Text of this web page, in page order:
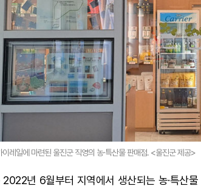
이레일에 마련된 울진군 직영의 농·특산물 판매점. <울진군 제공>
년 6월부터 지역에서 생산되는 농·특산